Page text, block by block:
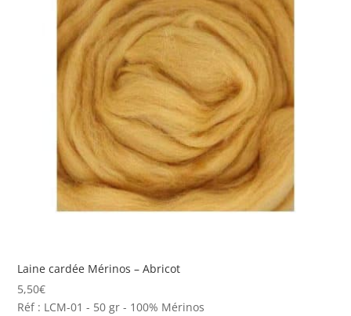
Laine cardée Mérinos – Abricot
5,50€
Réf : LCM-01 - 50 gr - 100% Mérinos